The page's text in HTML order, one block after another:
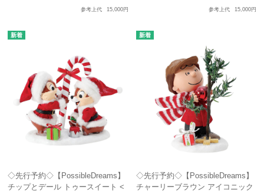
参考上代 15,000円 参考上代 15,000円
◇先行予約◇【PossibleDreams】
チップとデール トゥースイート <
◇先行予約◇【PossibleDreams】
チャーリーブラウン アイコニック